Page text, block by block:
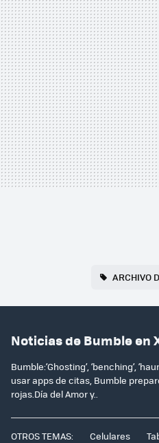
ARCHIVO
Noticias de Bumble en
Bumble:‘Ghosting’, ‘benching’,
usar apps de citas, Bumble
rojas.Día del Amor y..
OTROS TEMAS: Celulares